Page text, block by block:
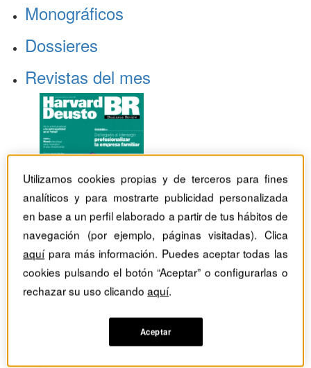
Monográficos
Dossieres
Revistas del mes
Utilizamos cookies propias y de terceros para fines
analíticos y para mostrarte publicidad personalizada
en base a un perfil elaborado a partir de tus hábitos de
navegación (por ejemplo, páginas visitadas). Clica
aquípara más información. Puedes aceptar todas las
cookies pulsando el botón “Aceptar” o configurarlas o
rechazar su uso clicandoaquí.
Aceptar